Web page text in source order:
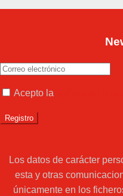
Acepto la
Los datos de carácter
esta y otras
únicamente en los